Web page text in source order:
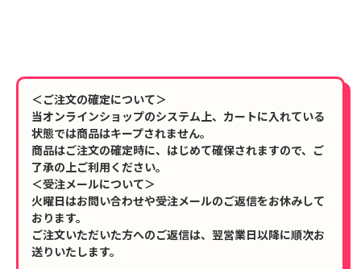
＜ご注文の確定について＞
当オンラインショップのシステム上、カートに入れている
状態では商品はキープされません。
商品はご注文の確定時に、はじめて確保されますので、ご
了承の上ご利用ください。
＜受注メールについて＞
火曜日はお問い合わせや受注メールのご返信をお休みして
おります。
ご注文いただいた方へのご返信は、翌営業日以降に順次お
送りいたします。